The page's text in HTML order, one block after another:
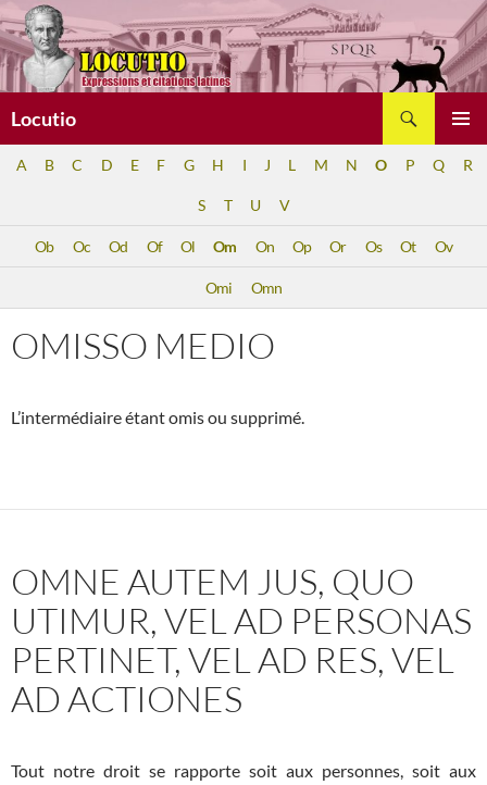
Aller
au
contenu
Locutio
A B C D E F G H I J L M N O P Q R
S T U V
Ob Oc Od Of Ol Om On Op Or Os Ot Ov
Omi Omn
OMISSO MEDIO
L’intermédiaire étant omis ou supprimé.
OMNE AUTEM JUS, QUO
UTIMUR, VEL AD PERSONAS
PERTINET, VEL AD RES, VEL
AD ACTIONES
Tout notre droit se rapporte soit aux personnes, soit aux